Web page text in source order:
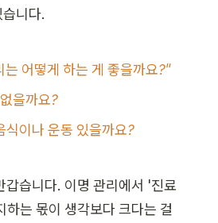
니다.
는 어떻게 하는 게 좋을까요?"
을까요?
식이나 운동 있을까요?
갑습니다. 이명 관리에서 '진료
하는 몫이 생각보다 크다는 걸